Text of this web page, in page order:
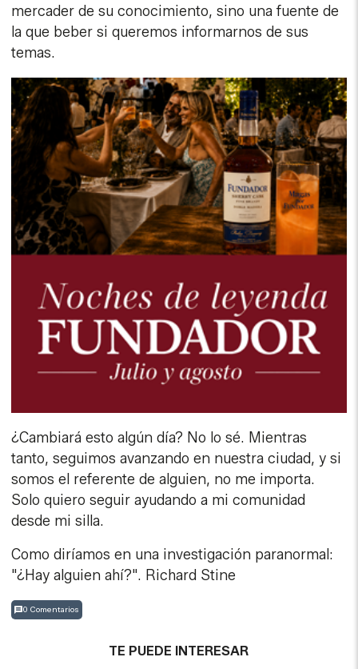
mercader de su conocimiento, sino una fuente de
la que beber si queremos informarnos de sus
temas.
¿Cambiará esto algún día? No lo sé. Mientras
tanto, seguimos avanzando en nuestra ciudad, y si
somos el referente de alguien, no me importa.
Solo quiero seguir ayudando a mi comunidad
desde mi silla.
Como diríamos en una investigación paranormal:
"¿Hay alguien ahí?". Richard Stine
0 Comentarios
TE PUEDE INTERESAR